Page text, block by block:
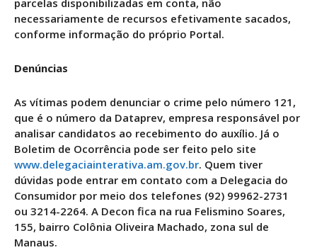
necessariamente de recursos efetivamente sacados,
conforme informação do próprio Portal.
Denúncias
As vítimas podem denunciar o crime pelo número 121,
que é o número da Dataprev, empresa responsável por
analisar candidatos ao recebimento do auxílio. Já o
Boletim de Ocorrência pode ser feito pelo site
www.delegaciainterativa.am.gov.br. Quem tiver
dúvidas pode entrar em contato com a Delegacia do
Consumidor por meio dos telefones (92) 99962-2731
ou 3214-2264. A Decon fica na rua Felismino Soares,
155, bairro Colônia Oliveira Machado, zona sul de
Manaus.